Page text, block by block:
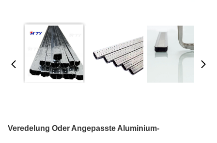
Veredelung Oder Angepasste Aluminium-